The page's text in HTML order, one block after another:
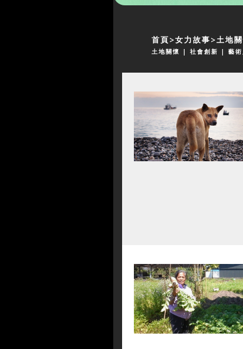
首頁 女力故事 土地
土地關懷 | 社會創新 | 藝術